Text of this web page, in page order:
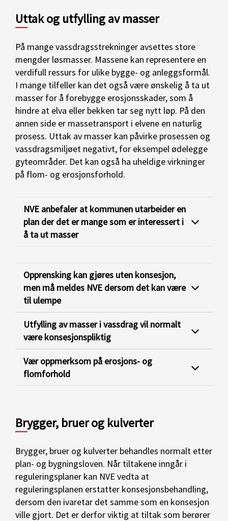
Uttak og utfylling av masser
På mange vassdragsstrekninger avsettes store
mengder løsmasser. Massene kan representere en
verdifull ressurs for ulike bygge- og anleggsformål.
I mange tilfeller kan det også være ønskelig å ta ut
masser for å forebygge erosjonsskader, som å
hindre at elva eller bekken tar seg nytt løp. På den
annen side er massetransport i elvene en naturlig
prosess. Uttak av masser kan påvirke prosessen og
vassdragsmiljøet negativt, for eksempel ødelegge
gyteområder. Det kan også ha uheldige virkninger
på flom- og erosjonsforhold.
NVE anbefaler at kommunen utarbeider en
plan der det er mange som er interessert i
å ta ut masser
Opprensking kan gjøres uten konsesjon,
men må meldes NVE dersom det kan være
til ulempe
Utfylling av masser i vassdrag vil normalt
være konsesjonspliktig
Vær oppmerksom på erosjons- og
flomforhold
Brygger, bruer og kulverter
Brygger, bruer og kulverter behandles normalt etter
plan- og bygningsloven. Når tiltakene inngår i
reguleringsplaner kan NVE vedta at
reguleringsplanen erstatter konsesjonsbehandling,
dersom den ivaretar det samme som en konsesjon
ville gjort. Det er derfor viktig at tiltak som berører